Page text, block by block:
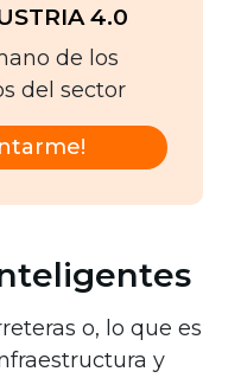
4.0
de los
del sector
o, lo que es
y